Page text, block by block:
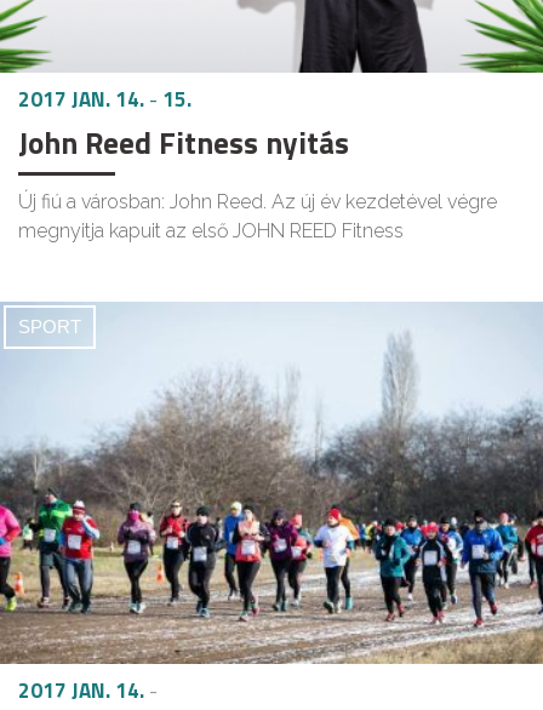
2017 JAN. 14.- 15.
John Reed Fitness nyitás
Új fiú a városban: John Reed. Az új év kezdetével végre
megnyitja kapuit az első JOHN REED Fitness
SPORT
2017 JAN. 14.-